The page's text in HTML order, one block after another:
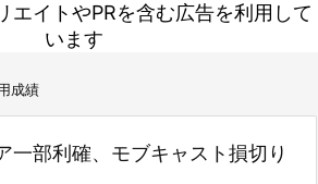
エイトやPRを含む広告を利用して
います
成績
一部利確、モブキャスト損切り